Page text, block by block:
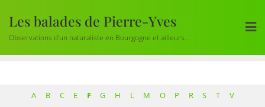
content
Les balades de Pierre-Yves
Observations d'un naturaliste en Bourgogne et ailleurs...
A B C E F G H L M O P R S T V